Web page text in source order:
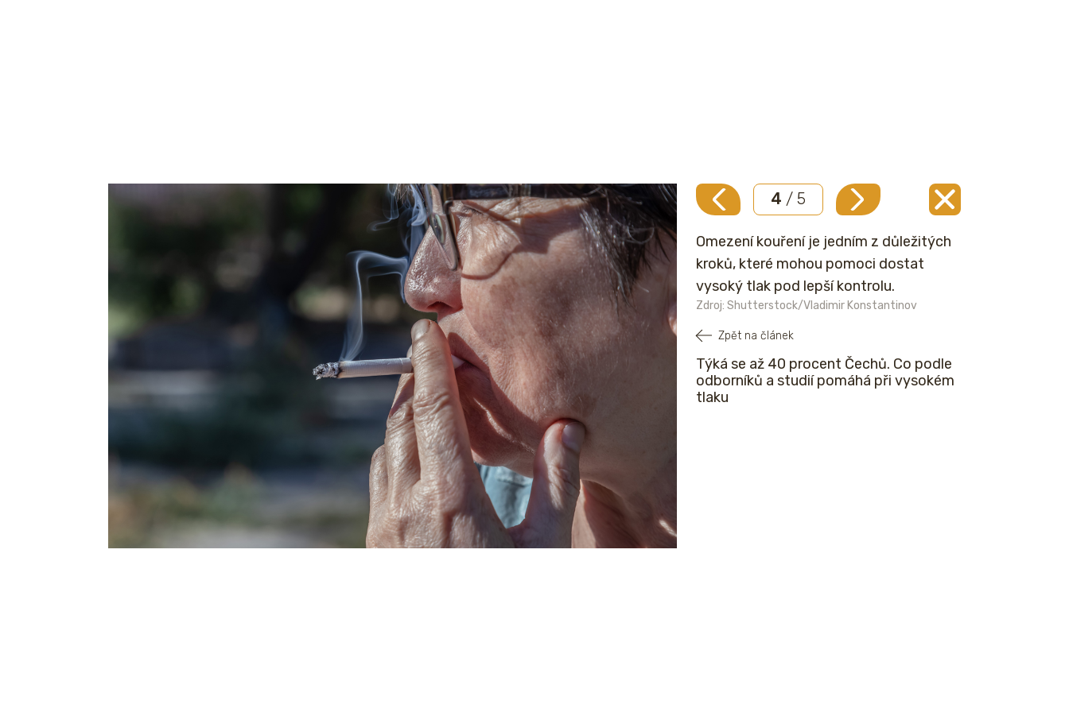
4 / 5
Omezení kouření je jedním z důležitých
kroků, které mohou pomoci dostat
vysoký tlak pod lepší kontrolu.
Zdroj: Shutterstock/Vladimir Konstantinov
Zpět na článek
Týká se až 40 procent Čechů. Co podle
odborníků a studií pomáhá při vysokém
tlaku